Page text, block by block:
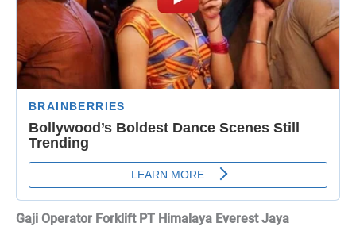
Gaji Operator Forklift PT Himalaya Everest Jaya